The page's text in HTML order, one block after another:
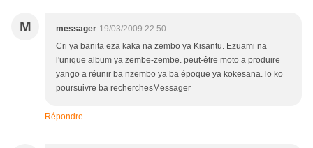
M messager 19/03/2009 22:50
Cri ya banita eza kaka na zembo ya Kisantu. Ezuami na
l'unique album ya zembe-zembe. peut-être moto a produire
yango a réunir ba nzembo ya ba époque ya kokesana.To ko
poursuivre ba recherchesMessager
Répondre